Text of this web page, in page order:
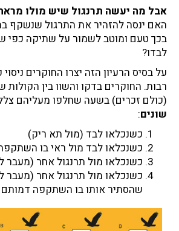
אבל מה יעשה תרנגול שיש מולו
האם ינסה להזהיר את התרגול שנשקף
בכך טעם ומוטב לשמור על שתיקה כפי
לבדו?
על בסיס הרעיון הזה יצרו החוקרים
רבות. החוקרים בדקו והשוו בין הקולות
(כולם זכרים) בשעה שחלפו מעליהם
שונים:
כשנכלאו לבד (מול תא ריק)
כשנכלאו לבד מול ראי בו
כשנכלאו מול תרנגול אחר (מעבר
כשנכלאו מול תרנגול אחר (מעבר
שהסתיר אותו בו השתקפה דמותם